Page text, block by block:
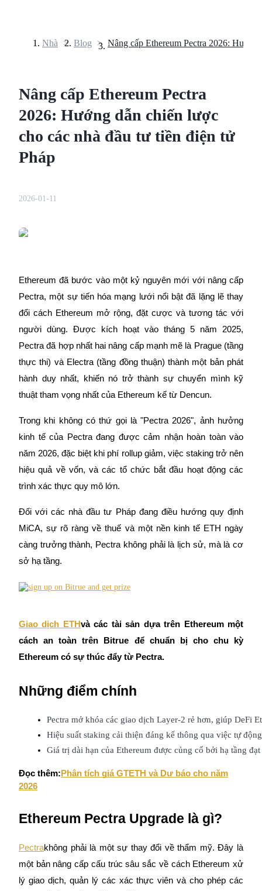
Futures sử dụng USDT làm tài sản thế chấp
COIN-M Futures
Futures sử dụng token làm tài sản thế chấp
TradFi
Phái sinh cổ phiếu, ngoại hối, kim loại quý và hàng hóa
USDC Futures vĩnh cửu
Sao chép Giao dịch
Tận hưởng chia sẻ lợi nhuận và hoa hồng giao dịch sao chép
Nhà > Blog >
Nâng cấp Ethereum Pectra
2026: Hướng dẫn chiến lược
cho các nhà đầu tư tiền điện tử
Pháp
2026-01-11
Ethereum đã bước vào một kỷ nguyên mới với nâng cấp
Pectra, một sự tiến hóa mạng lưới nổi bật đã lặng lẽ thay
đổi cách Ethereum mở rộng, đặt cược và tương tác với
người dùng. Được kích hoạt vào tháng 5 năm 2025,
Pectra đã hợp nhất hai nâng cấp mạnh mẽ là Prague (tầng
thực thi) và Electra (tầng đồng thuận) thành một bản phát
hành duy nhất, khiến nó trở thành sự chuyển mình kỹ
thuật tham vọng nhất của Ethereum kể từ Dencun.
Trong khi không có thứ gọi là "Pectra 2026", ảnh hưởng
kinh tế của Pectra đang được cảm nhận hoàn toàn vào
năm 2026, đặc biệt khi phí rollup giảm, việc staking trở nên
hiệu quả về vốn, và các tổ chức bắt đầu hoạt động các
trình xác thực quy mô lớn.
Đối với các nhà đầu tư Pháp đang điều hướng quy định
MiCA, sự rõ ràng về thuế và một nền kinh tế ETH ngày
càng trưởng thành, Pectra không phải là lịch sử, mà là cơ
sở hạ tầng.
Giao dịch ETHvà các tài sản dựa trên Ethereum một
cách an toàn trên Bitrue để chuẩn bị cho chu kỳ
Ethereum có sự thúc đẩy từ Pectra.
Những điểm chính
Pectra mở khóa các giao dịch Layer-2 rẻ hơn, giúp DeFi
Hiệu suất staking cải thiện đáng kể thông qua việc tự
Giá trị dài hạn của Ethereum được củng cố bởi hạ tầng
Đọc thêm:Phân tích giá GTETH và Dự báo cho năm
2026
Ethereum Pectra Upgrade là gì?
Pectrakhông phải là một sự thay đổi về thẩm mỹ. Đây là
một bản nâng cấp cấu trúc sâu sắc về cách Ethereum xử
lý giao dịch, quản lý các xác thực viên và cho phép các